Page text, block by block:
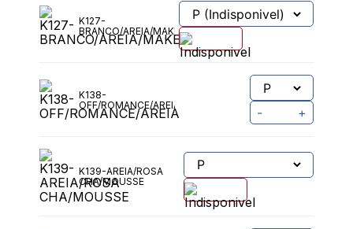
K127-
BRANCO/AREIA/MAKE
K138-
OFF/ROMANCE/AREIA
- +
K139-AREIA/ROSA
CHA/MOUSSE